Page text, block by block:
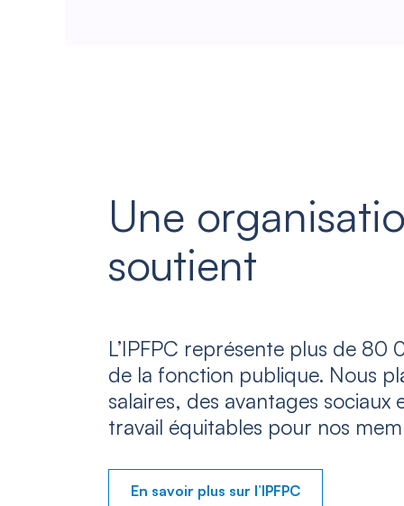
Une
soutient
L’IPFPC représente plus de 80
de la fonction publique. Nous
salaires, des avantages sociaux
travail équitables pour nos
En savoir plus sur l’IPFPC